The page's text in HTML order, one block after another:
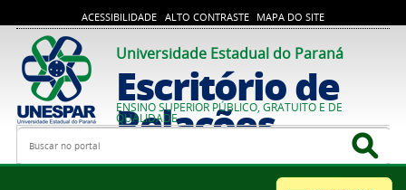
ACESSIBILIDADE ALTO CONTRASTE MAPA DO SITE
Universidade Estadual do Paraná
Escritório de
Relações
Internacionais
ENSINO SUPERIOR PÚBLICO, GRATUITO E DE
QUALIDADE
Busca